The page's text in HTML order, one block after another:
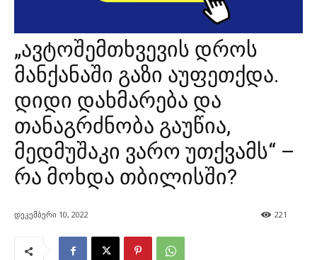
„ავტოშემთხვევის დროს
მანქანაში გაზი აუფეთქდა.
დიდი დახმარება და
თანაგრძნობა გაუწია,
მედმუშაკი ვარო უთქვამს“ –
რა მოხდა თბილისში?
დეკემბერი 10, 2022 221